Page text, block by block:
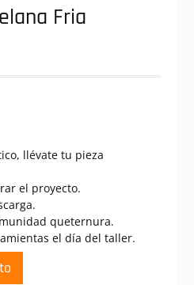
Fria
llévate tu pieza
el proyecto.
queternura.
el día del taller.